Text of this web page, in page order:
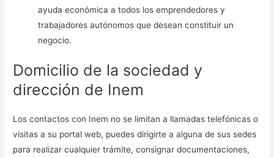
ayuda económica a todos los emprendedores y
trabajadores autónomos que desean constituir un
negocio.
Domicilio de la sociedad y
dirección de Inem
Los contactos con Inem no se limitan a llamadas telefónicas o
visitas a su portal web, puedes dirigirte a alguna de sus sedes
para realizar cualquier trámite, consignar documentaciones,